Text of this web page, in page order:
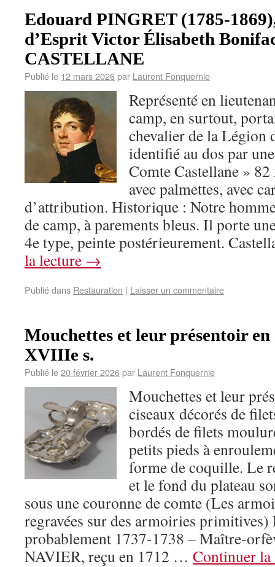
Edouard PINGRET (1785-
d’Esprit Victor Élisabeth
CASTELLANE
Publié le 12 mars 2026par Laurent Fonquernie
Représenté en
camp, en surtout,
chevalier de la Légion
identifié au dos par
Comte Castellane »
avec palmettes, avec
d’attribution. Historique : Notre
de camp, à parements bleus. Il porte
4e type, peinte postérieurement.
la lecture →
Publié dans Restauration | Laisser un commentaire
Mouchettes et leur présentoir
XVIIIe s.
Publié le20 février 2026par Laurent Fonquernie
Mouchettes et leur
ciseaux décorés de
bordés de filets
petits pieds à
forme de coquille. Le
et le fond du plateau
sous une couronne de comte (Les
regravées sur des armoiries primitives)
probablement 1737-1738 – Maître-
NAVIER, reçu en 1712 … Continuer